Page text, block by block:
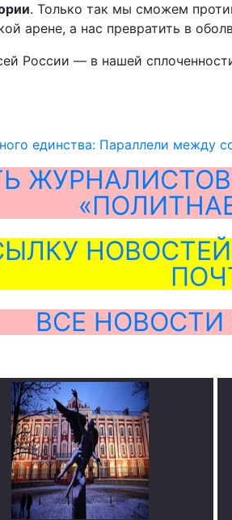
. Только так мы сможем
арене, а нас превратить в
России — в нашей
единства: Параллели между
ВСЕ НОВОСТИ